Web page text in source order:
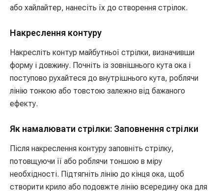
або хайлайтер, нанесіть їх до створення стрілок.
Накреслення контуру
Накресліть контур майбутньої стрілки, визначивши
форму і довжину. Почніть із зовнішнього кута ока і
поступово рухайтеся до внутрішнього кута, роблячи
лінію тонкою або товстою залежно від бажаного
ефекту.
Як намалювати стрілки: Заповнення стрілки
Після накреслення контуру заповніть стрілку,
потовщуючи її або роблячи тоншою в міру
необхідності. Підтягніть лінію до кінця ока, щоб
створити крило або подовжте лінію всередину ока для